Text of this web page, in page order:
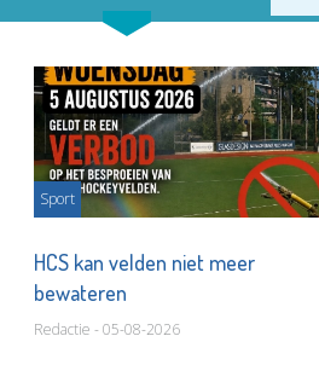
Sport
HCS kan velden niet meer
bewateren
Redactie - 05-08-2026